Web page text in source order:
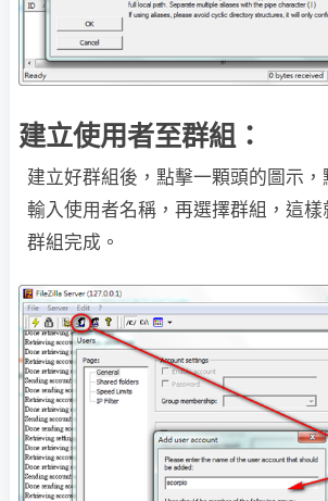
建立使用者至群組：
建立好群組後，點擊一顆頭的圖示，
輸入使用者名稱，再選擇群組，這樣
群組完成。